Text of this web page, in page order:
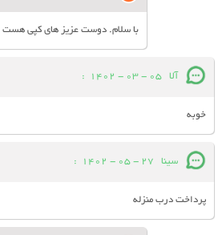
با سلام. دوست عزیز های کپی
آلا 05 - 03 - 1402
:
خوبه
سینا 27 - 05 - 1402
:
پرداخت درب منزله